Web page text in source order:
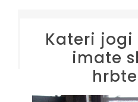
Kateri
imate